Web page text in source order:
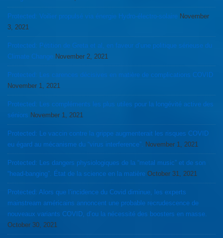
Protected: Voilier propulsé via énergie Hydro-électro-solaire November
3, 2021
Protected: Pétition de Greta et al, en faveur d’une politique sérieuse du
Climate Change November 2, 2021
Protected: Les carences décisives en matière de complications COVID
November 1, 2021
Protected: Les compléments les plus utiles pour la longévité active des
séniors November 1, 2021
Protected: Le vaccin contre la grippe augmenterait les risques COVID
eu égard au mécanisme du “virus interference”. November 1, 2021
Protected: Les dangers physiologiques de la “metal music” et de son
“head-banging”. État de la science en la matière October 31, 2021
Protected: Alors que l’incidence du Covid diminue, les experts
mainstream américains annoncent une probable recrudescence de
nouveaux variants COVID, d’ou la nécessité des boosters en masse.
October 30, 2021